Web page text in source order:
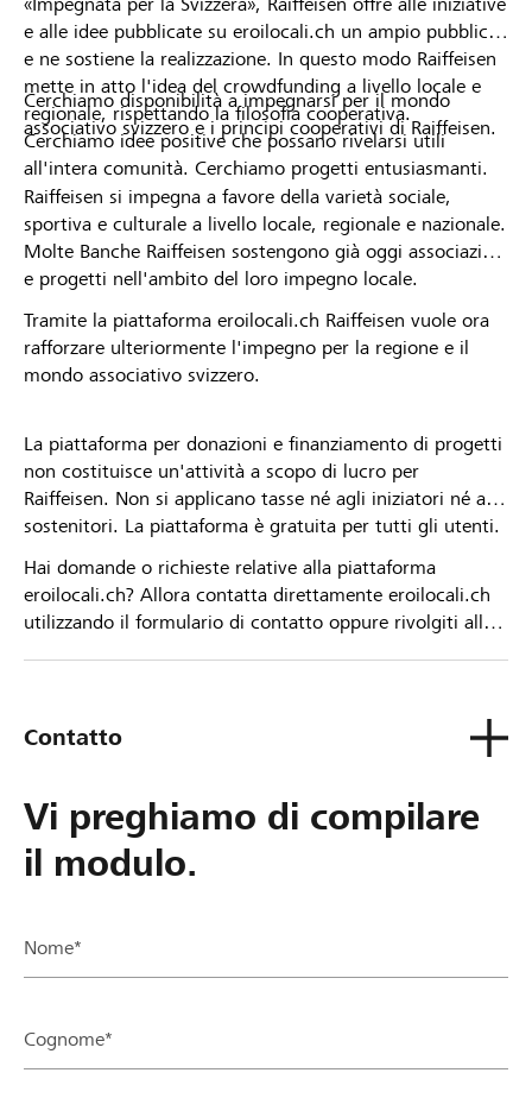
e alle idee pubblicate su eroilocali.ch un ampio pubblico
e ne sostiene la realizzazione. In questo modo Raiffeisen
mette in atto l'idea del crowdfunding a livello locale e
regionale, rispettando la filosofia cooperativa.
Cerchiamo idee positive che possano rivelarsi utili
all'intera comunità. Cerchiamo progetti entusiasmanti.
Cerchiamo disponibilità a impegnarsi per il mondo
associativo svizzero e i principi cooperativi di Raiffeisen.
Raiffeisen si impegna a favore della varietà sociale,
sportiva e culturale a livello locale, regionale e nazionale.
Molte Banche Raiffeisen sostengono già oggi associazioni
e progetti nell'ambito del loro impegno locale.
Tramite la piattaforma eroilocali.ch Raiffeisen vuole ora
rafforzare ulteriormente l'impegno per la regione e il
mondo associativo svizzero.
La piattaforma per donazioni e finanziamento di progetti
non costituisce un'attività a scopo di lucro per
Raiffeisen. Non si applicano tasse né agli iniziatori né ai
sostenitori. La piattaforma è gratuita per tutti gli utenti.
Hai domande o richieste relative alla piattaforma
eroilocali.ch? Allora contatta direttamente eroilocali.ch
utilizzando il formulario di contatto oppure rivolgiti alla
Contatto
Vi preghiamo di compilare
il modulo.
Nome*
Cognome*